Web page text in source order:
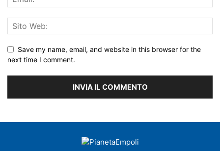
Save my name, email, and website in this browser for the
next time I comment.